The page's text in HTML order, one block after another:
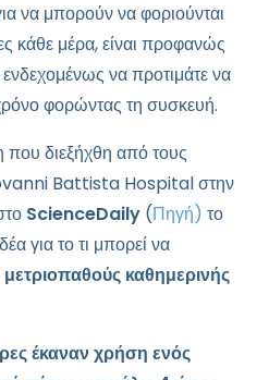
να μπορούν να φοριούνται
κάθε μέρα, είναι προφανώς
να προτιμάτε να
φορώντας τη συσκευή.
που διεξήχθη από τους
Battista Hospital στην
ScienceDaily (Πηγή) το
για το τι μπορεί να
μετριοπαθούς καθημερινής
έκαναν χρήση ενός